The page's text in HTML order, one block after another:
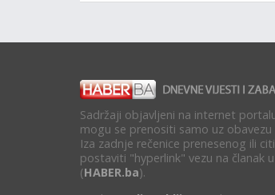
Sadržaji objavljeni na internet
mogu se prenositi samo uz obavezu
Iza zadnje rečenice prenesenog ili
postaviti "hyperlink" vezu na članak
(HABER.ba).